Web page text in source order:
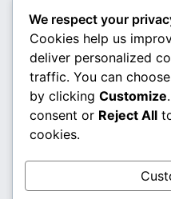
membri attivi e un
assicurarti di ricevere
Guide e
Le guide e i tutorial
per risolvere i problemi
che coprono problemi
Queste risorse spesso
We respect your
Cookies help us
deliver personalized
traffic. You can
by clicking Customize
consent or Reject All
cookies.